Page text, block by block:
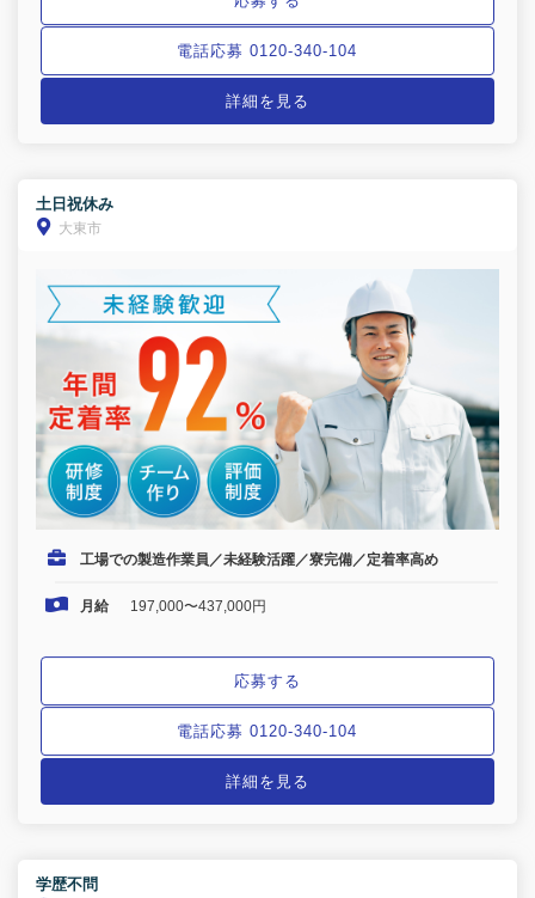
電話応募 0120-340-104
詳細を見る
土日祝休み
大東市
工場での製造作業員／未経験活躍／寮完備／定着率高め
月給 197,000〜437,000円
応募する
電話応募 0120-340-104
詳細を見る
学歴不問